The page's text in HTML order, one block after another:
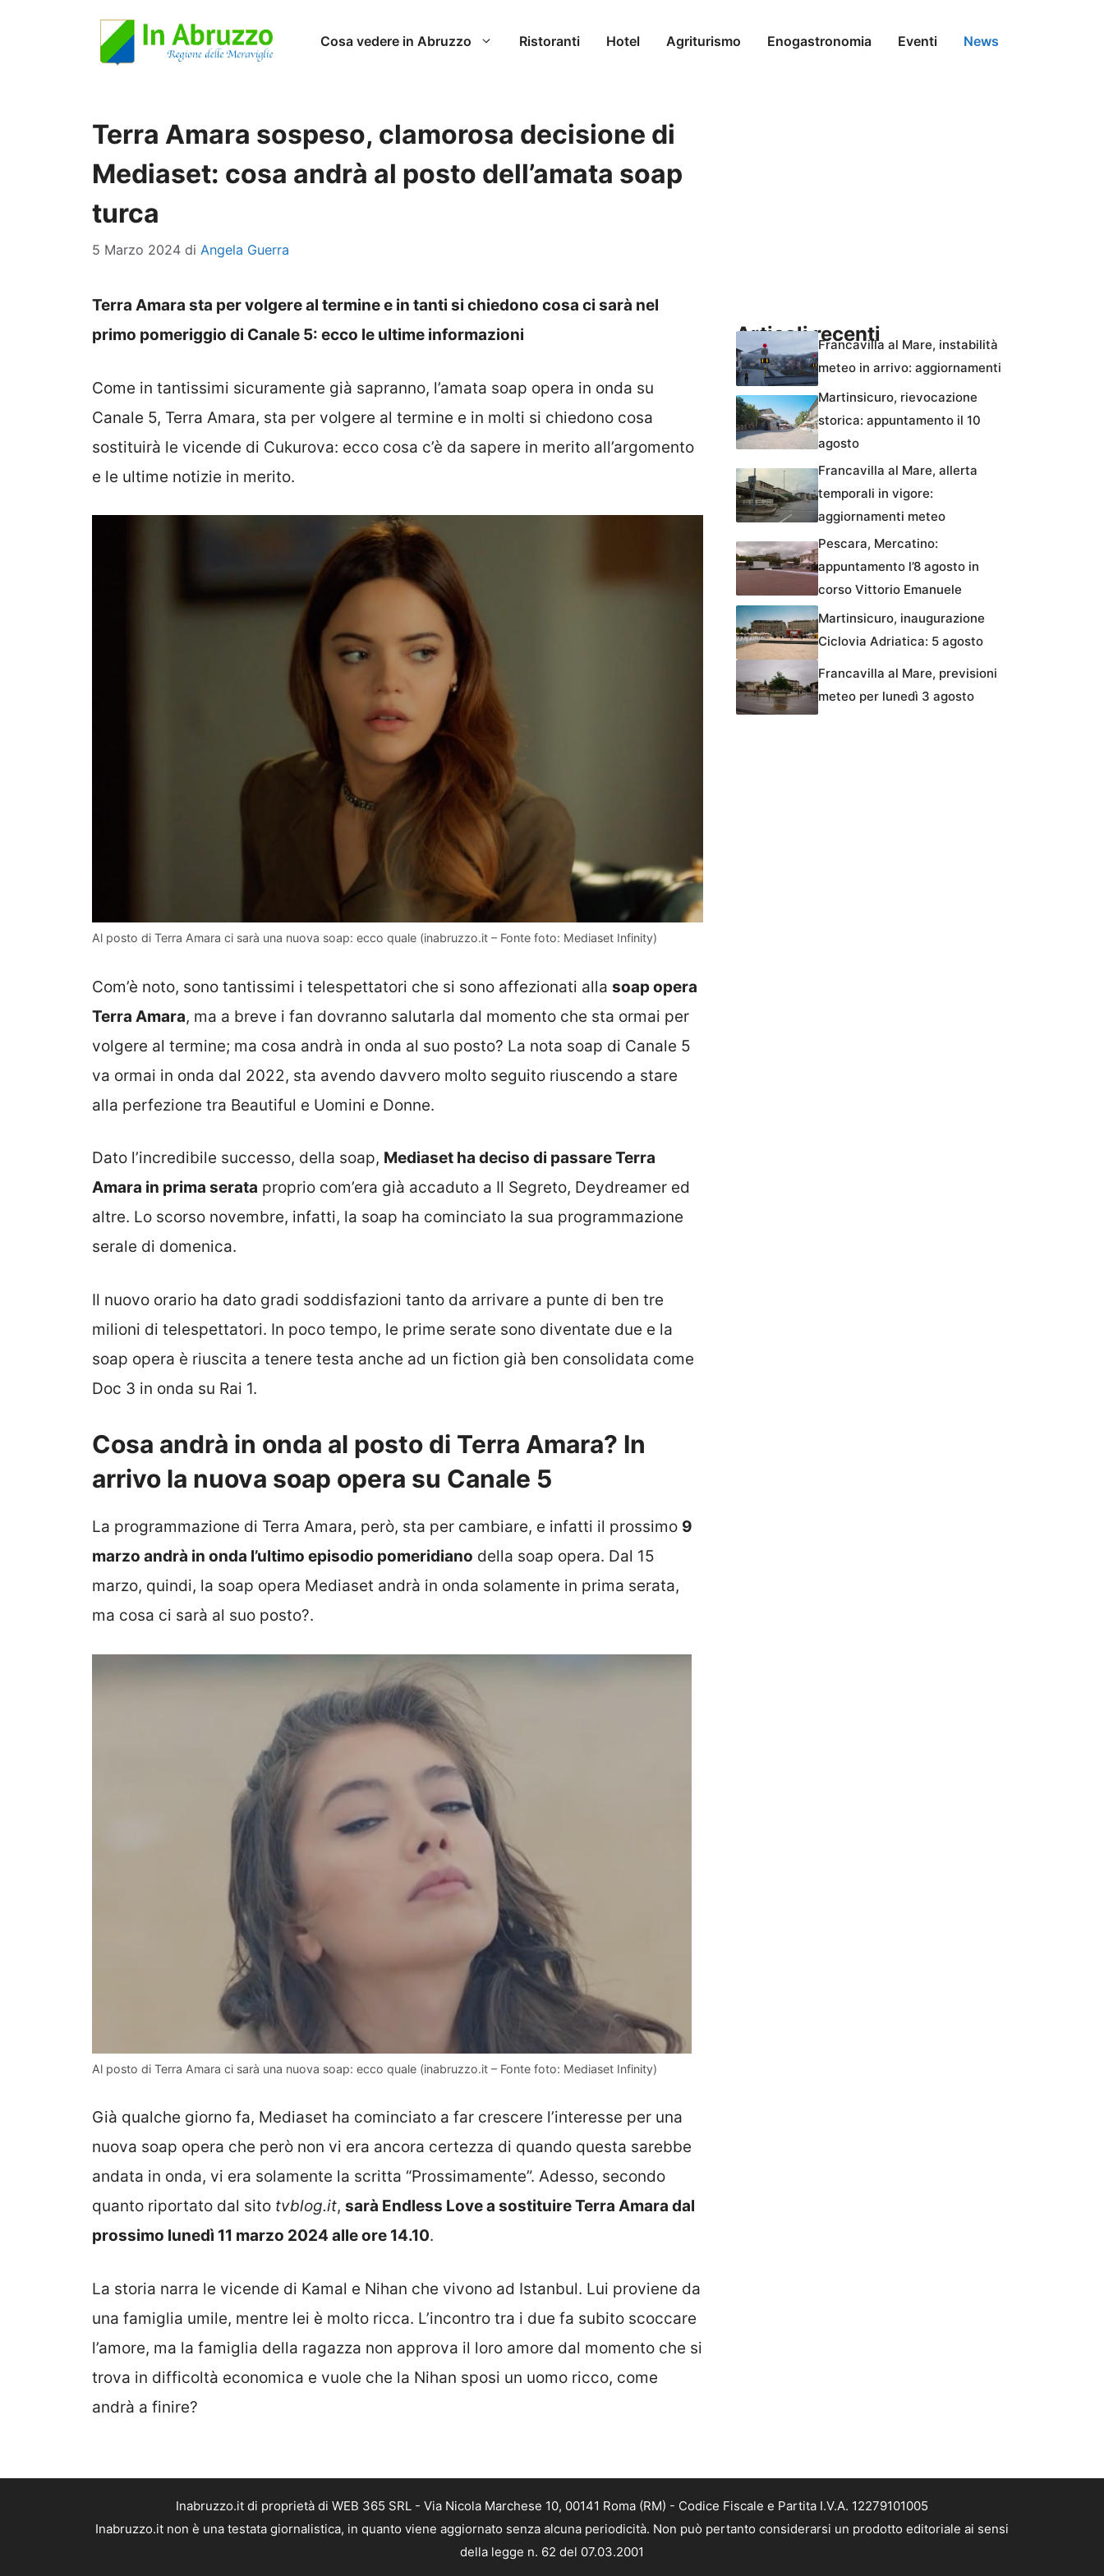
Cosa vedere in Abruzzo Ristoranti Hotel Agriturismo Enogastronomia Eventi News
Terra Amara sospeso, clamorosa decisione di
Mediaset: cosa andrà al posto dell’amata soap
turca
5 Marzo 2024 di Angela Guerra
Terra Amara sta per volgere al termine e in tanti si chiedono cosa ci sarà nel
primo pomeriggio di Canale 5: ecco le ultime informazioni
Come in tantissimi sicuramente già sapranno, l’amata soap opera in onda su
Canale 5, Terra Amara, sta per volgere al termine e in molti si chiedono cosa
sostituirà le vicende di Cukurova: ecco cosa c’è da sapere in merito all’argomento
e le ultime notizie in merito.
Al posto di Terra Amara ci sarà una nuova soap: ecco quale (inabruzzo.it – Fonte foto: Mediaset Infinity)
Com’è noto, sono tantissimi i telespettatori che si sono affezionati alla soap opera
Terra Amara, ma a breve i fan dovranno salutarla dal momento che sta ormai per
volgere al termine; ma cosa andrà in onda al suo posto? La nota soap di Canale 5
va ormai in onda dal 2022, sta avendo davvero molto seguito riuscendo a stare
alla perfezione tra Beautiful e Uomini e Donne.
Dato l’incredibile successo, della soap, Mediaset ha deciso di passare Terra
Amara in prima serata proprio com’era già accaduto a Il Segreto, Deydreamer ed
altre. Lo scorso novembre, infatti, la soap ha cominciato la sua programmazione
serale di domenica.
Il nuovo orario ha dato gradi soddisfazioni tanto da arrivare a punte di ben tre
milioni di telespettatori. In poco tempo, le prime serate sono diventate due e la
soap opera è riuscita a tenere testa anche ad un fiction già ben consolidata come
Doc 3 in onda su Rai 1.
Cosa andrà in onda al posto di Terra Amara? In
arrivo la nuova soap opera su Canale 5
La programmazione di Terra Amara, però, sta per cambiare, e infatti il prossimo 9
marzo andrà in onda l’ultimo episodio pomeridiano della soap opera. Dal 15
marzo, quindi, la soap opera Mediaset andrà in onda solamente in prima serata,
ma cosa ci sarà al suo posto?.
Al posto di Terra Amara ci sarà una nuova soap: ecco quale (inabruzzo.it – Fonte foto: Mediaset Infinity)
Già qualche giorno fa, Mediaset ha cominciato a far crescere l’interesse per una
nuova soap opera che però non vi era ancora certezza di quando questa sarebbe
andata in onda, vi era solamente la scritta “Prossimamente”. Adesso, secondo
quanto riportato dal sito tvblog.it, sarà Endless Love a sostituire Terra Amara dal
prossimo lunedì 11 marzo 2024 alle ore 14.10.
La storia narra le vicende di Kamal e Nihan che vivono ad Istanbul. Lui proviene da
una famiglia umile, mentre lei è molto ricca. L’incontro tra i due fa subito scoccare
l’amore, ma la famiglia della ragazza non approva il loro amore dal momento che si
trova in difficoltà economica e vuole che la Nihan sposi un uomo ricco, come
andrà a finire?
Articoli recentiFrancavilla al Mare, instabilità
meteo in arrivo: aggiornamenti
Martinsicuro, rievocazione
storica: appuntamento il 10
agosto
Francavilla al Mare, allerta
temporali in vigore:
aggiornamenti meteo
Pescara, Mercatino:
appuntamento l’8 agosto in
corso Vittorio Emanuele
Martinsicuro, inaugurazione
Ciclovia Adriatica: 5 agosto
Francavilla al Mare, previsioni
meteo per lunedì 3 agosto
Inabruzzo.it di proprietà di WEB 365 SRL - Via Nicola Marchese 10, 00141 Roma (RM) - Codice Fiscale e Partita I.V.A. 12279101005
Inabruzzo.it non è una testata giornalistica, in quanto viene aggiornato senza alcuna periodicità. Non può pertanto considerarsi un prodotto editoriale ai sensi
della legge n. 62 del 07.03.2001